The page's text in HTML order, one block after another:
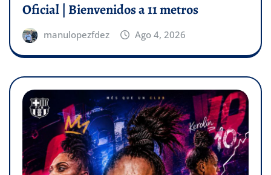
Oficial | Bienvenidos a 11 metros
manulopezfdez Ago 4, 2026